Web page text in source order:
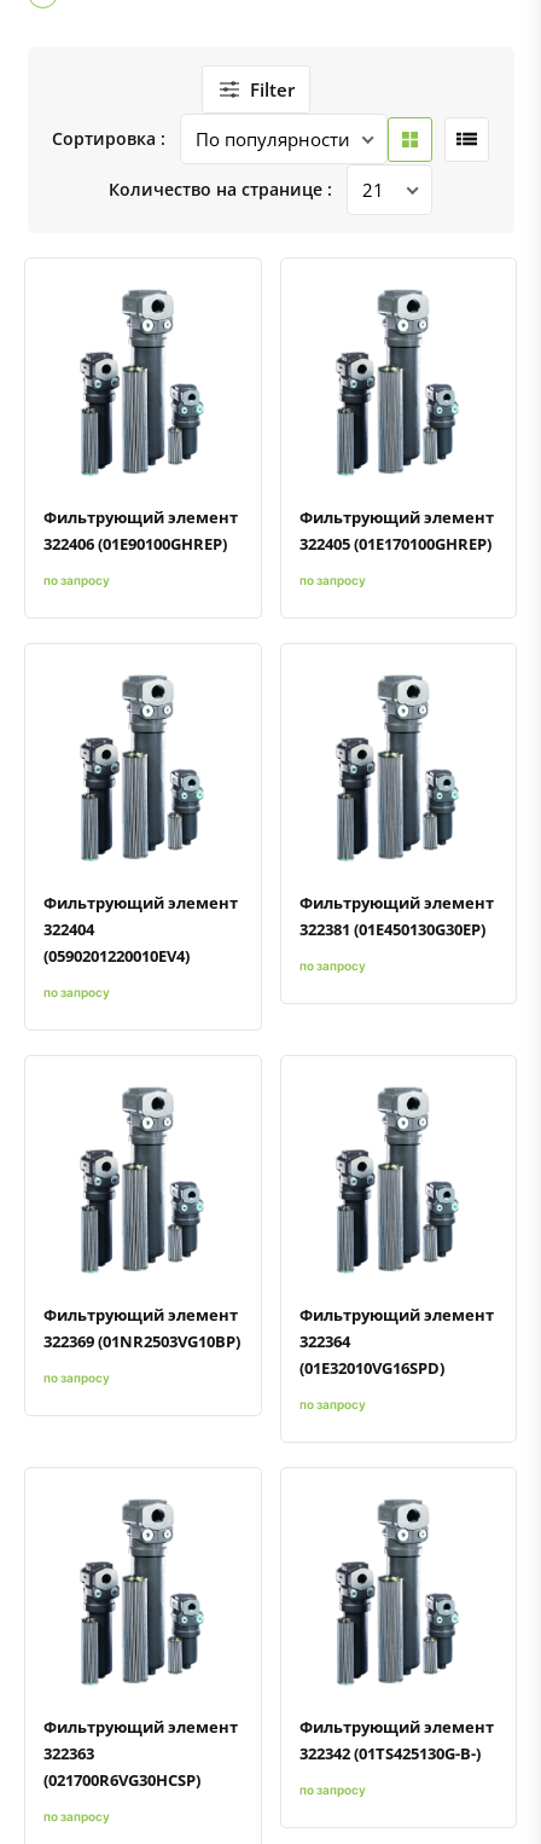
Filter
Сортировка :
Количество на странице :
Быстрый просмотрДобавить к сравнению
Добавить в избранное
Фильтрующий элемент
322406 (01E90100GHREP)
по запросу
Быстрый просмотрДобавить к сравнению
Добавить в избранное
Фильтрующий элемент
322405 (01E170100GHREP)
по запросу
Быстрый просмотрДобавить к сравнению
Добавить в избранное
Фильтрующий элемент
322404
(0590201220010EV4)
по запросу
Быстрый просмотрДобавить к сравнению
Добавить в избранное
Фильтрующий элемент
322381 (01E450130G30EP)
по запросу
Быстрый просмотрДобавить к сравнению
Добавить в избранное
Фильтрующий элемент
322369 (01NR2503VG10BP)
по запросу
Быстрый просмотрДобавить к сравнению
Добавить в избранное
Фильтрующий элемент
322364
(01E32010VG16SPD)
по запросу
Быстрый просмотрДобавить к сравнению
Добавить в избранное
Фильтрующий элемент
322363
(021700R6VG30HCSP)
по запросу
Быстрый просмотрДобавить к сравнению
Добавить в избранное
Фильтрующий элемент
322342 (01TS425130G-B-)
по запросу